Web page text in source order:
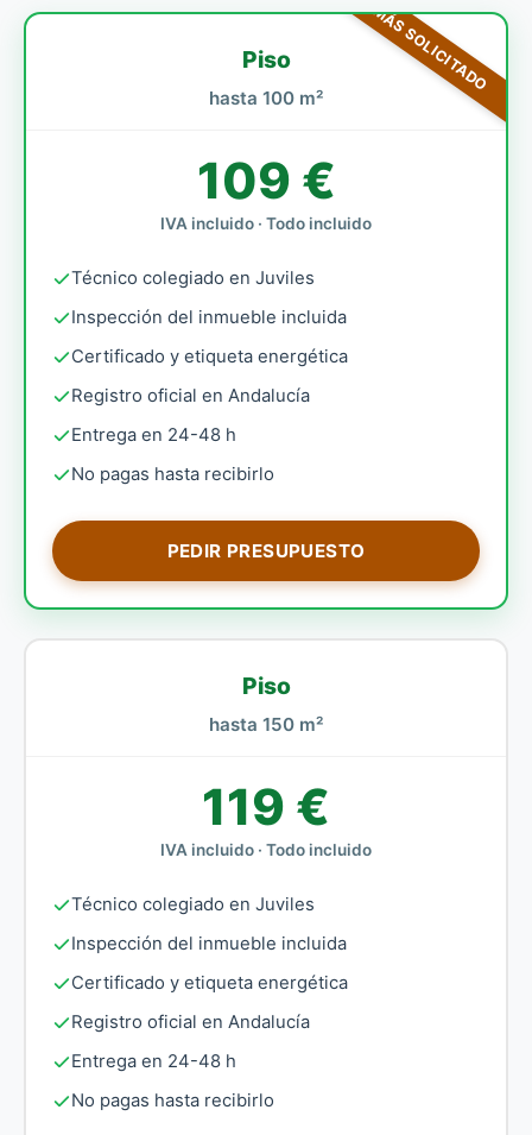
MÁS SOLICITADO
Piso
hasta 100 m²
109 €
IVA incluido · Todo incluido
Técnico colegiado en Juviles
Inspección del inmueble incluida
Certificado y etiqueta energética
Registro oficial en Andalucía
Entrega en 24-48 h
No pagas hasta recibirlo
PEDIR PRESUPUESTO
Piso
hasta 150 m²
119 €
IVA incluido · Todo incluido
Técnico colegiado en Juviles
Inspección del inmueble incluida
Certificado y etiqueta energética
Registro oficial en Andalucía
Entrega en 24-48 h
No pagas hasta recibirlo